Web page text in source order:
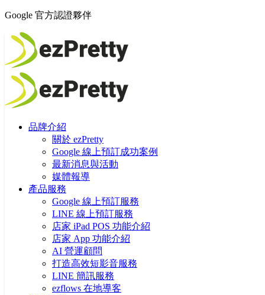
Google 官方認證夥伴
品牌介紹
關於 ezPretty
Google 線上預訂成功案例
最新消息與活動
媒體報導
產品服務
Google 線上預訂服務
LINE 線上預訂服務
店家 iPad POS 功能介紹
店家 App 功能介紹
AI 營運顧問
打造高效短影音服務
LINE 簡訊服務
ezflows 在地導客